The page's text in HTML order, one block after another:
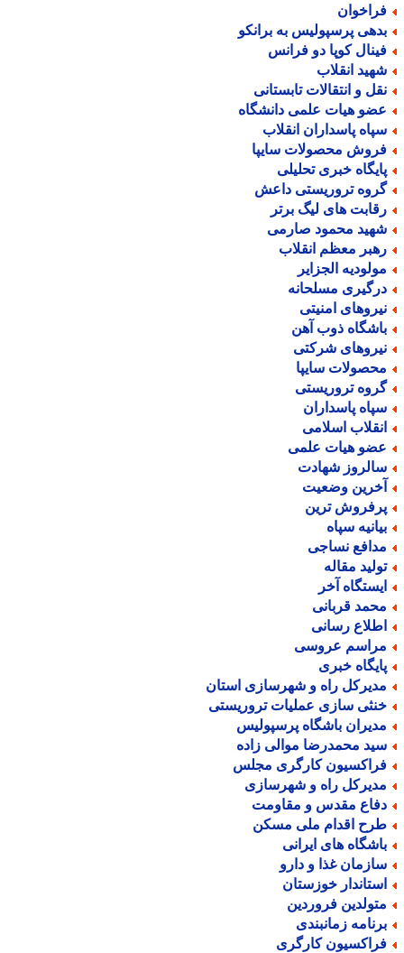
پرسپولیس به برانکو
کوپا دو فرانس
انقلاب
و انتقالات تابستانی
هیات علمی دانشگاه
پاسداران انقلاب
محصولات سایپا
خبری تحلیلی
تروریستی داعش
های لیگ برتر
محمود صارمی
معظم انقلاب
الجزایر
مسلحانه
امنیتی
ذوب آهن
شرکتی
سایپا
تروریستی
پاسداران
اسلامی
هیات علمی
شهادت
وضعیت
ترین
سپاه
نساجی
مقاله
آخر
قربانی
رسانی
عروسی
خبری
راه و شهرسازی استان
سازی عملیات تروریستی
باشگاه پرسپولیس
محمدرضا موالی زاده
کارگری مجلس
راه و شهرسازی
مقدس و مقاومت
اقدام ملی مسکن
های ایرانی
غذا و دارو
خوزستان
فروردین
زمانبندی
کارگری